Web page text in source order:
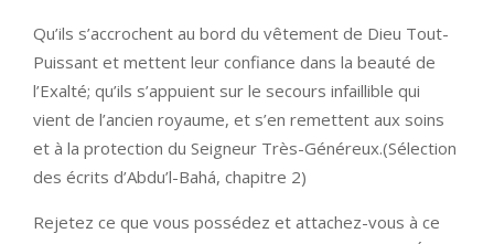
Qu’ils s’accrochent au bord du vêtement de Dieu Tout-
Puissant et mettent leur confiance dans la beauté de
l’Exalté; qu’ils s’appuient sur le secours infaillible qui
vient de l’ancien royaume, et s’en remettent aux soins
et à la protection du Seigneur Très-Généreux.(Sélection
des écrits d’Abdu’l-Bahá, chapitre 2)
Rejetez ce que vous possédez et attachez-vous à ce